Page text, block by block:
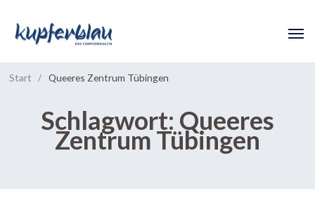
Start / Queeres Zentrum Tübingen
Schlagwort: Queeres
Zentrum Tübingen